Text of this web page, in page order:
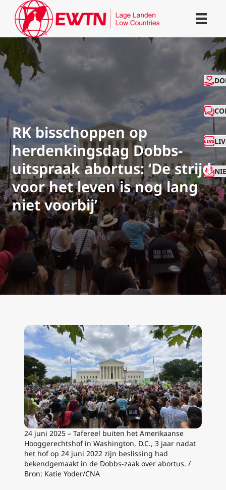
RK bisschoppen op
herdenkingsdag Dobbs-
uitspraak abortus: ‘De strijd
voor het leven is nog lang
niet voorbij’
24 juni 2025 – Tafereel buiten het Amerikaanse
Hooggerechtshof in Washington, D.C., 3 jaar nadat
het hof op 24 juni 2022 zijn beslissing had
bekendgemaakt in de Dobbs-zaak over abortus. /
Bron: Katie Yoder/CNA